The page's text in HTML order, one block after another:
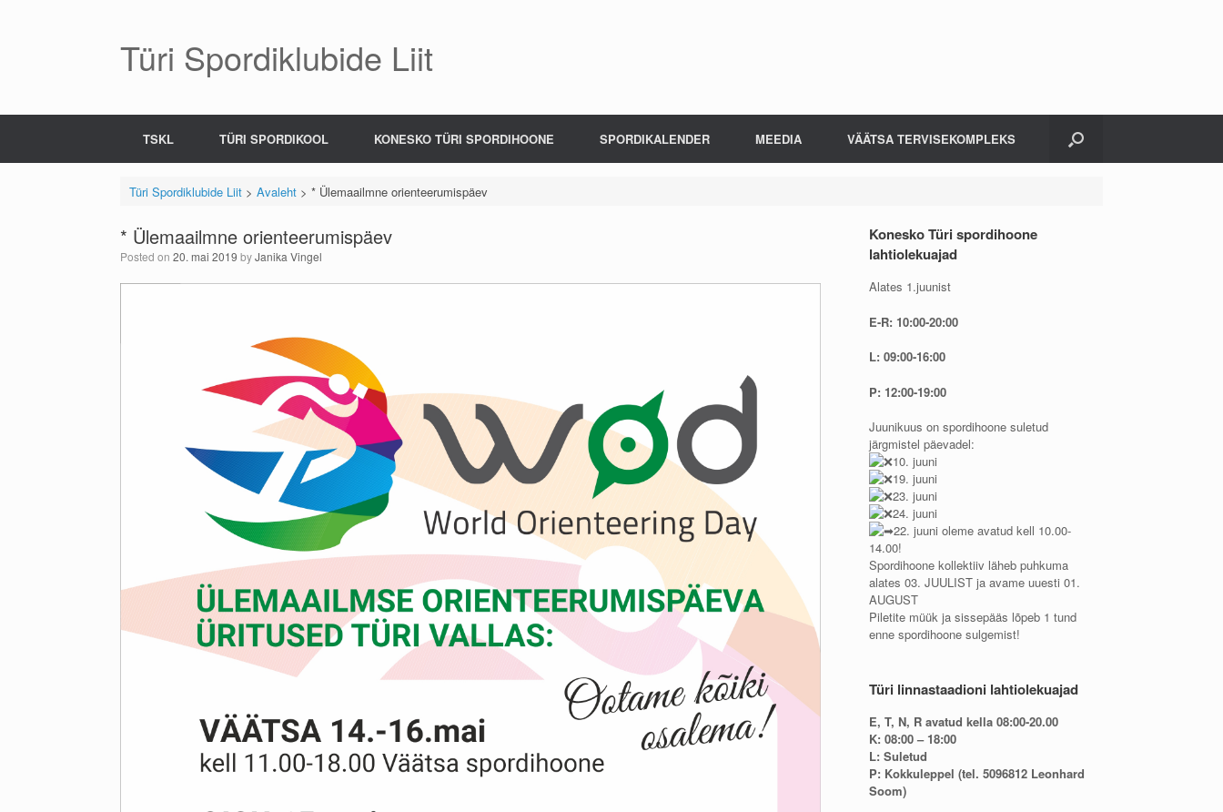
Türi Spordiklubide Liit
TSKL TÜRI SPORDIKOOL KONESKO TÜRI SPORDIHOONE SPORDIKALENDER MEEDIA VÄÄTSA TERVISEKOMPLEKS
Türi Spordiklubide Liit> Avaleht> * Ülemaailmne orienteerumispäev
* Ülemaailmne orienteerumispäev
Posted on 20. mai 2019 byJanika Vingel
Konesko Türi spordihoone
lahtiolekuajad
Alates 1.juunist
E-R: 10:00-20:00
L: 09:00-16:00
P: 12:00-19:00
Juunikuus on spordihoone suletud
järgmistel päevadel:
10. juuni
19. juuni
23. juuni
24. juuni
22. juuni oleme avatud kell 10.00-
14.00!
Spordihoone kollektiiv läheb puhkuma
alates 03. JUULIST ja avame uuesti 01.
AUGUST
Piletite müük ja sissepääs lõpeb 1 tund
enne spordihoone sulgemist!
Türi linnastaadioni lahtiolekuajad
E, T, N, R avatud kella 08:00-20.00
K: 08:00 – 18:00
L: Suletud
P: Kokkuleppel (tel. 5096812 Leonhard
Soom)